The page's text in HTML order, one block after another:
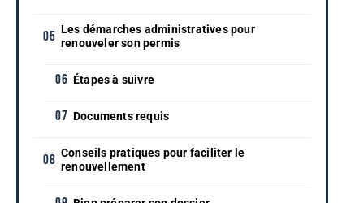
Les démarches administratives pour
renouveler son permis
Étapes à suivre
Documents requis
Conseils pratiques pour faciliter le
renouvellement